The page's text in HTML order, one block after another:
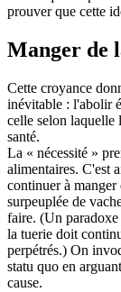
prouver que cette
Manger de
Cette croyance
inévitable : l'abolir
celle selon laquelle
santé.
La « nécessité »
alimentaires. C'est
continuer à manger
surpeuplée de
faire. (Un paradoxe
la tuerie doit
perpétrés.) On
statu quo en
cause.